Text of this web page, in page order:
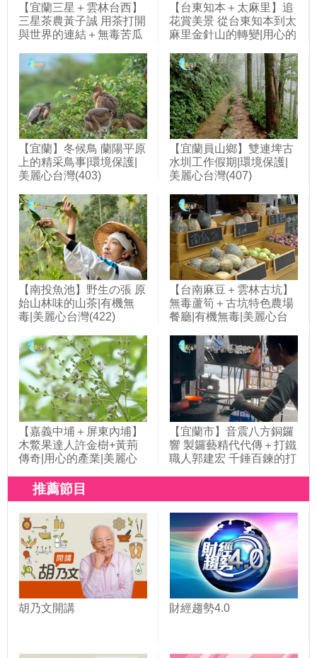
【宜蘭三星＋雲林台西】
三星茶農黃子誠 用茶打開
與世界的連結＋無毒苦瓜
量增三倍|用心的產業|美
麗心台灣(427)
【台東知本＋太麻里】追
花賞美景 從台東知本到太
麻里金針山的轉變|用心的
【宜蘭】冬候鳥 蘭陽平原
上的精采鳥事|環境保護|
美麗心台灣(403)
【宜蘭員山鄉】雙連埤古
水圳工作假期|環境保護|
美麗心台灣(407)
【南投魚池】野生の張 原
始山林味的山茶|有機無
毒|美麗心台灣(422)
【台南麻豆＋雲林古坑】
無毒蘆筍＋古坑特色農場
餐廳|有機無毒|美麗心台
【嘉義中埔＋屏東內埔】
木鱉果達人許金樹+黃荊
傳奇|用心的產業|美麗心
【宜蘭市】音震八方銅鑼
響 製鑼藝精代代傳＋打鐵
職人郭建宏 千錘百鍊的打
推薦節目
胡乃文開講 財經趨勢4.0